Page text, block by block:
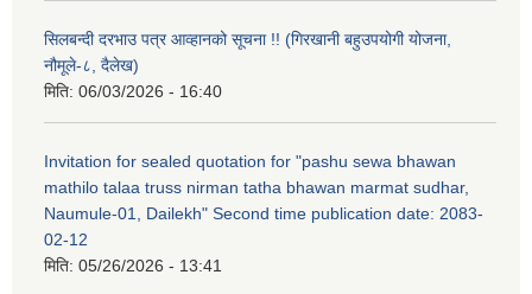
सिलबन्दी दरभाउ पत्र आव्हानको सूचना !! (गिरखानी बहुउपयोगी योजना,
नौमूले-८, दैलेख)
मिति: 06/03/2026 - 16:40
Invitation for sealed quotation for "pashu sewa bhawan
mathilo talaa truss nirman tatha bhawan marmat sudhar,
Naumule-01, Dailekh" Second time publication date: 2083-
02-12
मिति: 05/26/2026 - 13:41